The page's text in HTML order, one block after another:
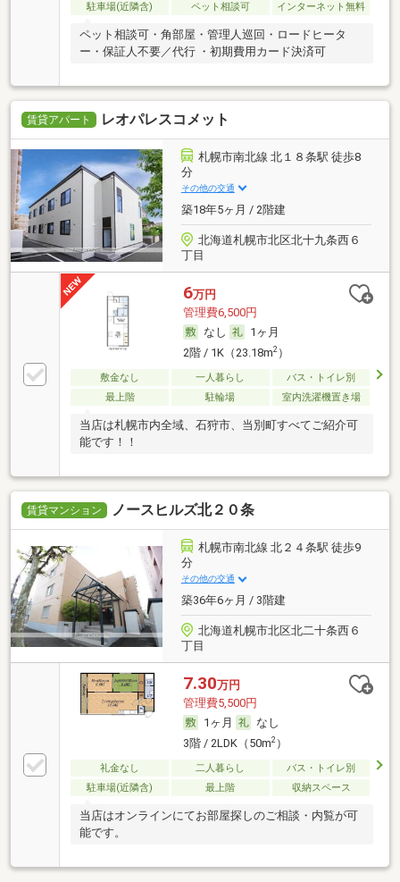
駐車場(近隣含)
ペット相談可 インターネット無料
ペット相談可・角部屋・管理人巡回・ロードヒータ
ー・保証人不要／代行 ・初期費用カード決済可
賃貸アパート レオパレスコメット
札幌市南北線 北１８条駅 徒歩8
分
その他の交通
築18年5ヶ月 / 2階建
北海道札幌市北区北十九条西６
丁目
6万円
管理費6,500円
なし
1ヶ月
2階 / 1K（23.18m2）
敷金なし 一人暮らし
バス・トイレ別
最上階
駐輪場 室内洗濯機置き場
当店は札幌市内全域、石狩市、当別町すべてご紹介可
能です！！
賃貸マンション ノースヒルズ北２０条
札幌市南北線 北２４条駅 徒歩9
分
その他の交通
築36年6ヶ月 / 3階建
北海道札幌市北区北二十条西６
丁目
7.30万円
管理費5,500円
1ヶ月
なし
3階 / 2LDK（50m2）
礼金なし 二人暮らし
バス・トイレ別
駐車場(近隣含)
最上階 収納スペース
当店はオンラインにてお部屋探しのご相談・内覧が可
能です。